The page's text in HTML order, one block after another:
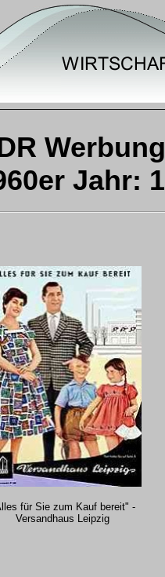
Jahr:
für Sie zum Kauf bereit" -
Versandhaus Leipzig